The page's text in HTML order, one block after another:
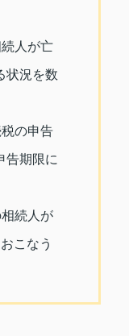
人が亡
状況を数
の申告
告期限に
続人が
こなう